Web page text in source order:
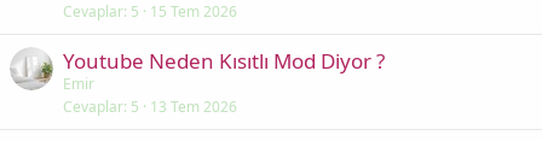
Cevaplar 5 15 Tem 2026
Youtube Neden Kısıtlı Mod Diyor ?
Emir
Cevaplar 5 13 Tem 2026